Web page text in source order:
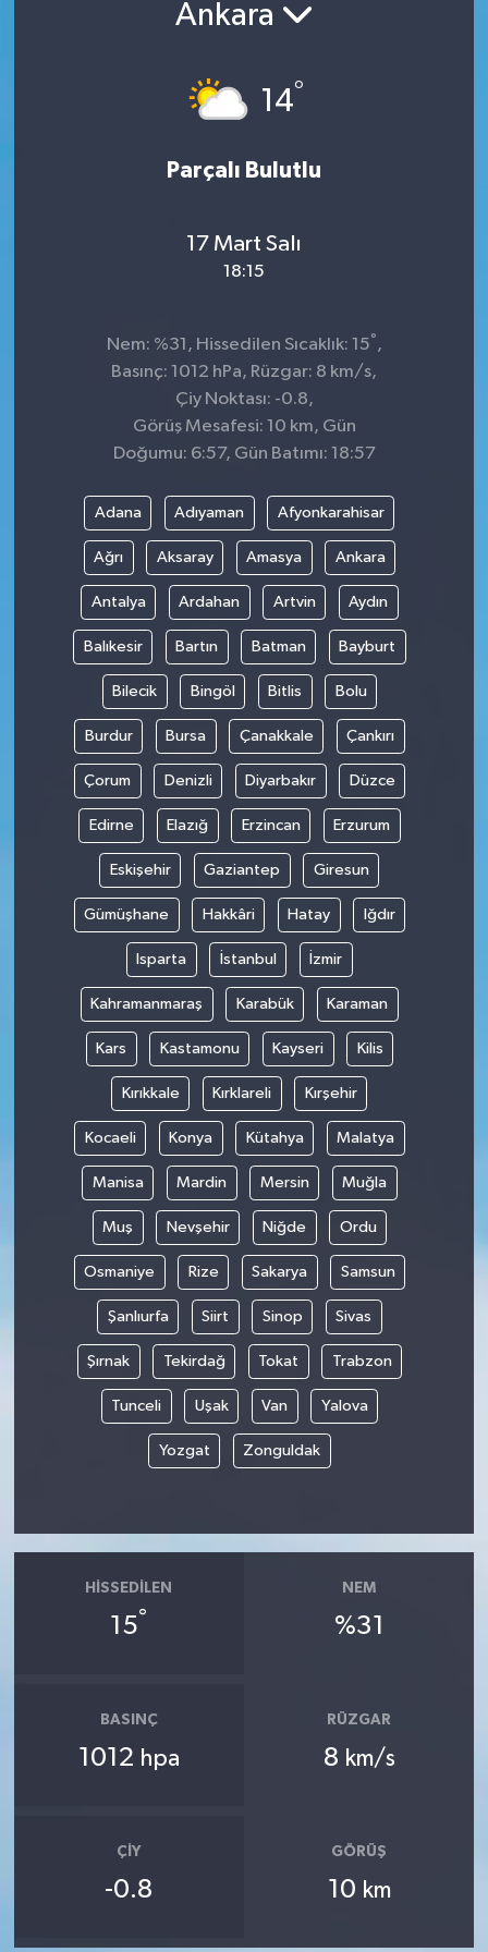
Ankara
14°
Parçalı Bulutlu
17 Mart Salı
18:15
Nem: %31, Hissedilen Sıcaklık: 15° ,
Basınç: 1012 hPa, Rüzgar: 8 km/s,
Çiy Noktası: -0.8,
Görüş Mesafesi: 10 km, Gün
Doğumu: 6:57, Gün Batımı: 18:57
Adana Adıyaman Afyonkarahisar
Ağrı Aksaray Amasya Ankara
Antalya Ardahan Artvin Aydın
Balıkesir Bartın Batman Bayburt
Bilecik Bingöl Bitlis Bolu
Burdur Bursa Çanakkale Çankırı
Çorum Denizli Diyarbakır Düzce
Edirne Elazığ Erzincan Erzurum
Eskişehir Gaziantep Giresun
Gümüşhane Hakkâri Hatay Iğdır
Isparta İstanbul İzmir
Kahramanmaraş Karabük Karaman
Kars Kastamonu Kayseri Kilis
Kırıkkale Kırklareli Kırşehir
Kocaeli Konya Kütahya Malatya
Manisa Mardin Mersin Muğla
Muş Nevşehir Niğde Ordu
Osmaniye Rize Sakarya Samsun
Şanlıurfa Siirt Sinop Sivas
Şırnak Tekirdağ Tokat Trabzon
Tunceli Uşak Van Yalova
Yozgat Zonguldak
HISSEDILEN
15°
NEM
%31
BASINÇ
1012 hpa
RÜZGAR
8 km/s
ÇIY
-0.8
GÖRÜŞ
10 km